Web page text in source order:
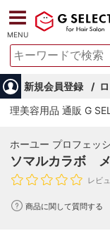
MENU
新規会員登録
理美容用品 通販 G
ホーユー プロフェッ
ソマルカラボ
レビ
商品に関して質問する